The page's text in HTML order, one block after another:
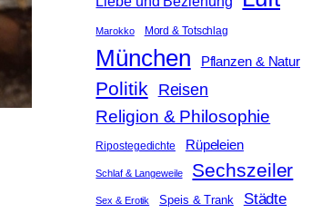
Marokko Mord & Totschlag
München Pflanzen & Natur
Politik Reisen
Religion & Philosophie
Ripostegedichte Rüpeleien
Schlaf & Langeweile Sechszeiler
Sex & Erotik Speis & Trank Städte